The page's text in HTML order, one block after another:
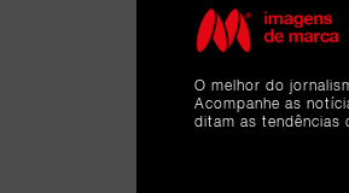
O melhor do
Acompanhe as
ditam as tendências